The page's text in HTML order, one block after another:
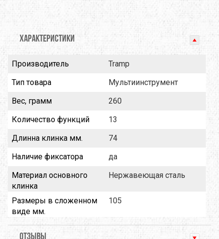
ХАРАКТЕРИСТИКИ
Производитель
Tramp
Тип товара
Мультиинструмент
Вес, грамм
260
Количество функций
13
Длинна клинка мм.
74
Наличие фиксатора
да
Материал основного
клинка
Нержавеющая сталь
Размеры в сложенном
виде мм.
105
ОТЗЫВЫ